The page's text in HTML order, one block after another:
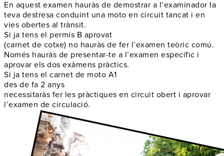
En aquest examen hauràs de demostrar a l’examinador la
teva destresa conduint una moto en circuit tancat i en
vies obertes al trànsit.
Si ja tens el permís B aprovat
(carnet de cotxe) no hauràs de fer l’examen teòric comú.
Només hauràs de presentar-te a l’examen específic i
aprovar els dos exàmens pràctics.
Si ja tens el carnet de moto A1
des de fa 2 anys
necessitaràs fer les pràctiques en circuit obert i aprovar
l’examen de circulació.